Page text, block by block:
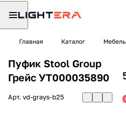
Главная Каталог Мебель
Пуфик Stool Group
Грейс УТ000035890
Арт. vd-grays-b25